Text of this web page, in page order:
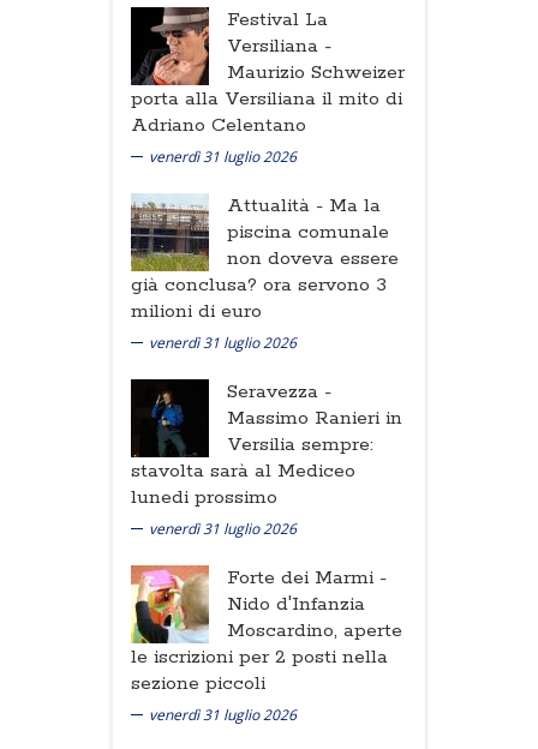
Festival La
Versiliana -
Maurizio Schweizer
porta alla Versiliana il mito di
Adriano Celentano
venerdì 31 luglio 2026
Attualità - Ma la
piscina comunale
non doveva essere
già conclusa? ora servono 3
milioni di euro
venerdì 31 luglio 2026
Seravezza -
Massimo Ranieri in
Versilia sempre:
stavolta sarà al Mediceo
lunedi prossimo
venerdì 31 luglio 2026
Forte dei Marmi -
Nido d'Infanzia
Moscardino, aperte
le iscrizioni per 2 posti nella
sezione piccoli
venerdì 31 luglio 2026